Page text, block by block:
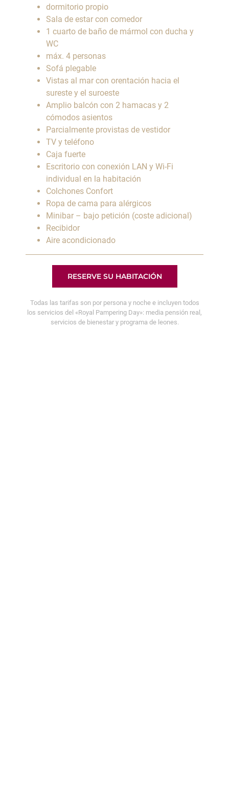
dormitorio propio
Sala de estar con comedor
1 cuarto de baño de mármol con ducha y
WC
máx. 4 personas
Sofá plegable
Vistas al mar con orentación hacia el
sureste y el suroeste
Amplio balcón con 2 hamacas y 2
cómodos asientos
Parcialmente provistas de vestidor
TV y teléfono
Caja fuerte
Escritorio con conexión LAN y Wi-Fi
individual en la habitación
Colchones Confort
Ropa de cama para alérgicos
Minibar – bajo petición (coste adicional)
Recibidor
Aire acondicionado
RESERVE SU HABITACIÓN
Todas las tarifas son por persona y noche e incluyen todos
los servicios del «Royal Pampering Day»: media pensión real,
servicios de bienestar y programa de leones.